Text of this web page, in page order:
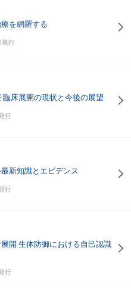
を網羅する
発行
臨床展開の現状と今後の展望
行
新知識とエビデンス
行
開 生体防御における自己認識
行